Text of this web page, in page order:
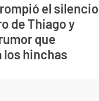
el silencio
de Thiago y
que
los hinchas